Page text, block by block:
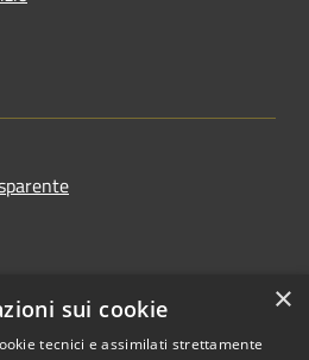
×
sui cookie
tecnici e assimilati strettamente